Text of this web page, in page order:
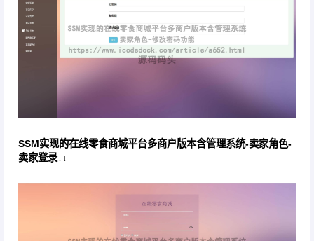
SSM实现的在线零食商城平台多商户版本含管理系统-卖家角色-
卖家登录↓↓